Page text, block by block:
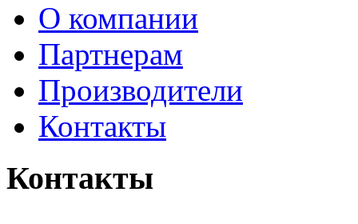
О компании
Партнерам
Производители
Контакты
Контакты